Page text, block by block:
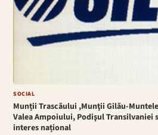
SOCIAL
Munții Trascăului ,Munţii Gilău-
Valea Ampoiului, Podişul Transilvaniei
interes național